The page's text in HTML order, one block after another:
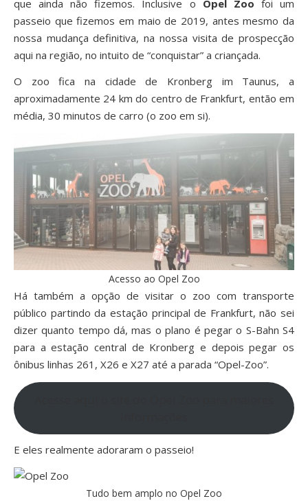
que ainda não fizemos. Inclusive o Opel Zoo foi um
passeio que fizemos em maio de 2019, antes mesmo da
nossa mudança definitiva, na nossa visita de prospecção
aqui na região, no intuito de “conquistar” a criançada.
O zoo fica na cidade de Kronberg im Taunus, a
aproximadamente 24 km do centro de Frankfurt, então em
média, 30 minutos de carro (o zoo em si).
Acesso ao Opel Zoo
Há também a opção de visitar o zoo com transporte
público partindo da estação principal de Frankfurt, não sei
dizer quanto tempo dá, mas o plano é pegar o S-Bahn S4
para a estação central de Kronberg e depois pegar os
ônibus linhas 261, X26 e X27 até a parada “Opel-Zoo”.
E eles realmente adoraram o passeio!
Tudo bem amplo no Opel Zoo